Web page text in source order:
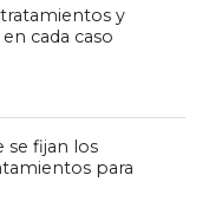
y
cada caso
se fijan los
para